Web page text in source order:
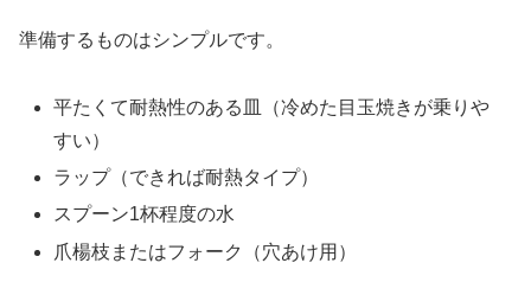
準備するものはシンプルです。
平たくて耐熱性のある皿（冷めた目玉焼きが乗りや
すい）
ラップ（できれば耐熱タイプ）
スプーン1杯程度の水
爪楊枝またはフォーク（穴あけ用）